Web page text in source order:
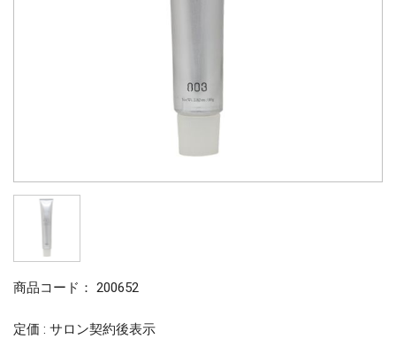
商品コード： 200652
定価 : サロン契約後表示